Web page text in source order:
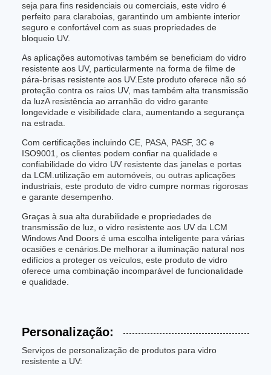
seja para fins residenciais ou comerciais, este vidro é
perfeito para claraboias, garantindo um ambiente interior
seguro e confortável com as suas propriedades de
bloqueio UV.
As aplicações automotivas também se beneficiam do vidro
resistente aos UV, particularmente na forma de filme de
pára-brisas resistente aos UV.Este produto oferece não só
proteção contra os raios UV, mas também alta transmissão
da luzA resistência ao arranhão do vidro garante
longevidade e visibilidade clara, aumentando a segurança
na estrada.
Com certificações incluindo CE, PASA, PASF, 3C e
ISO9001, os clientes podem confiar na qualidade e
confiabilidade do vidro UV resistente das janelas e portas
da LCM.utilização em automóveis, ou outras aplicações
industriais, este produto de vidro cumpre normas rigorosas
e garante desempenho.
Graças à sua alta durabilidade e propriedades de
transmissão de luz, o vidro resistente aos UV da LCM
Windows And Doors é uma escolha inteligente para várias
ocasiões e cenários.De melhorar a iluminação natural nos
edifícios a proteger os veículos, este produto de vidro
oferece uma combinação incomparável de funcionalidade
e qualidade.
Personalização:
Serviços de personalização de produtos para vidro
resistente a UV: